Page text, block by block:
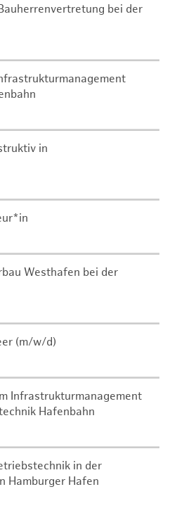
bei der
in
Westhafen bei der
(m/w/d)
Infrastrukturmanagement
Hafenbahn
in der
Hamburger Hafen